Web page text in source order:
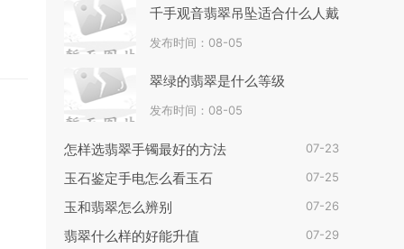
千手观音翡翠吊坠适合什么人戴
发布时间：08-05
翠绿的翡翠是什么等级
发布时间：08-05
怎样选翡翠手镯最好的方法 07-23
玉石鉴定手电怎么看玉石 07-25
玉和翡翠怎么辨别 07-26
翡翠什么样的好能升值 07-29